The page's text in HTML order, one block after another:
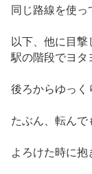
同じ路線を使っ
以下、他に目撃
駅の階段でヨ
後ろからゆっく
たぶん、転んで
よろけた時に抱